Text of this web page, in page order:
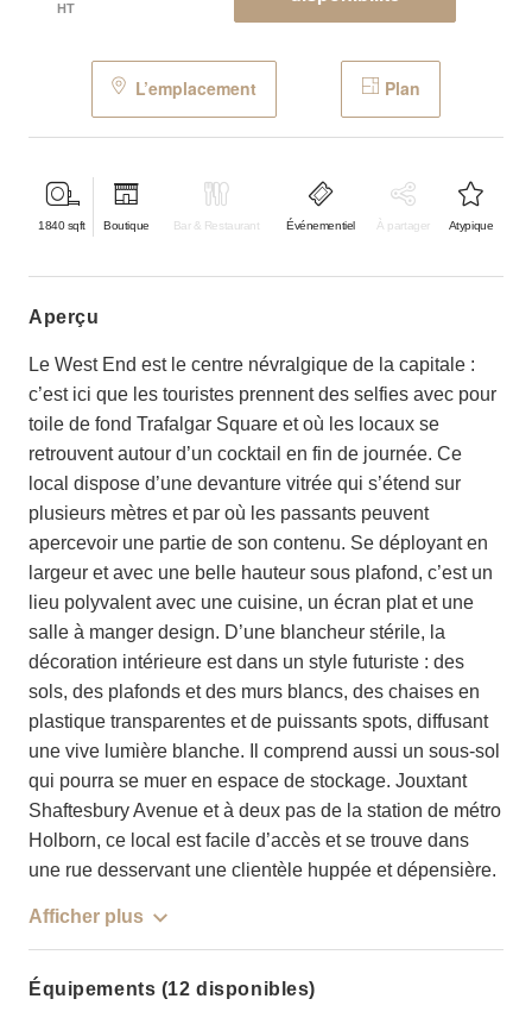
HT
L’emplacement Plan
1840 sqft Boutique Bar & Restaurant Événementiel À partager Atypique
aperçu
Le West End est le centre névralgique de la capitale :
c’est ici que les touristes prennent des selfies avec pour
toile de fond Trafalgar Square et où les locaux se
retrouvent autour d’un cocktail en fin de journée. Ce
local dispose d’une devanture vitrée qui s’étend sur
plusieurs mètres et par où les passants peuvent
apercevoir une partie de son contenu. Se déployant en
largeur et avec une belle hauteur sous plafond, c’est un
lieu polyvalent avec une cuisine, un écran plat et une
salle à manger design. D’une blancheur stérile, la
décoration intérieure est dans un style futuriste : des
sols, des plafonds et des murs blancs, des chaises en
plastique transparentes et de puissants spots, diffusant
une vive lumière blanche. Il comprend aussi un sous-sol
qui pourra se muer en espace de stockage. Jouxtant
Shaftesbury Avenue et à deux pas de la station de métro
Holborn, ce local est facile d’accès et se trouve dans
une rue desservant une clientèle huppée et dépensière.
Afficher plus
Équipements (12 disponibles)